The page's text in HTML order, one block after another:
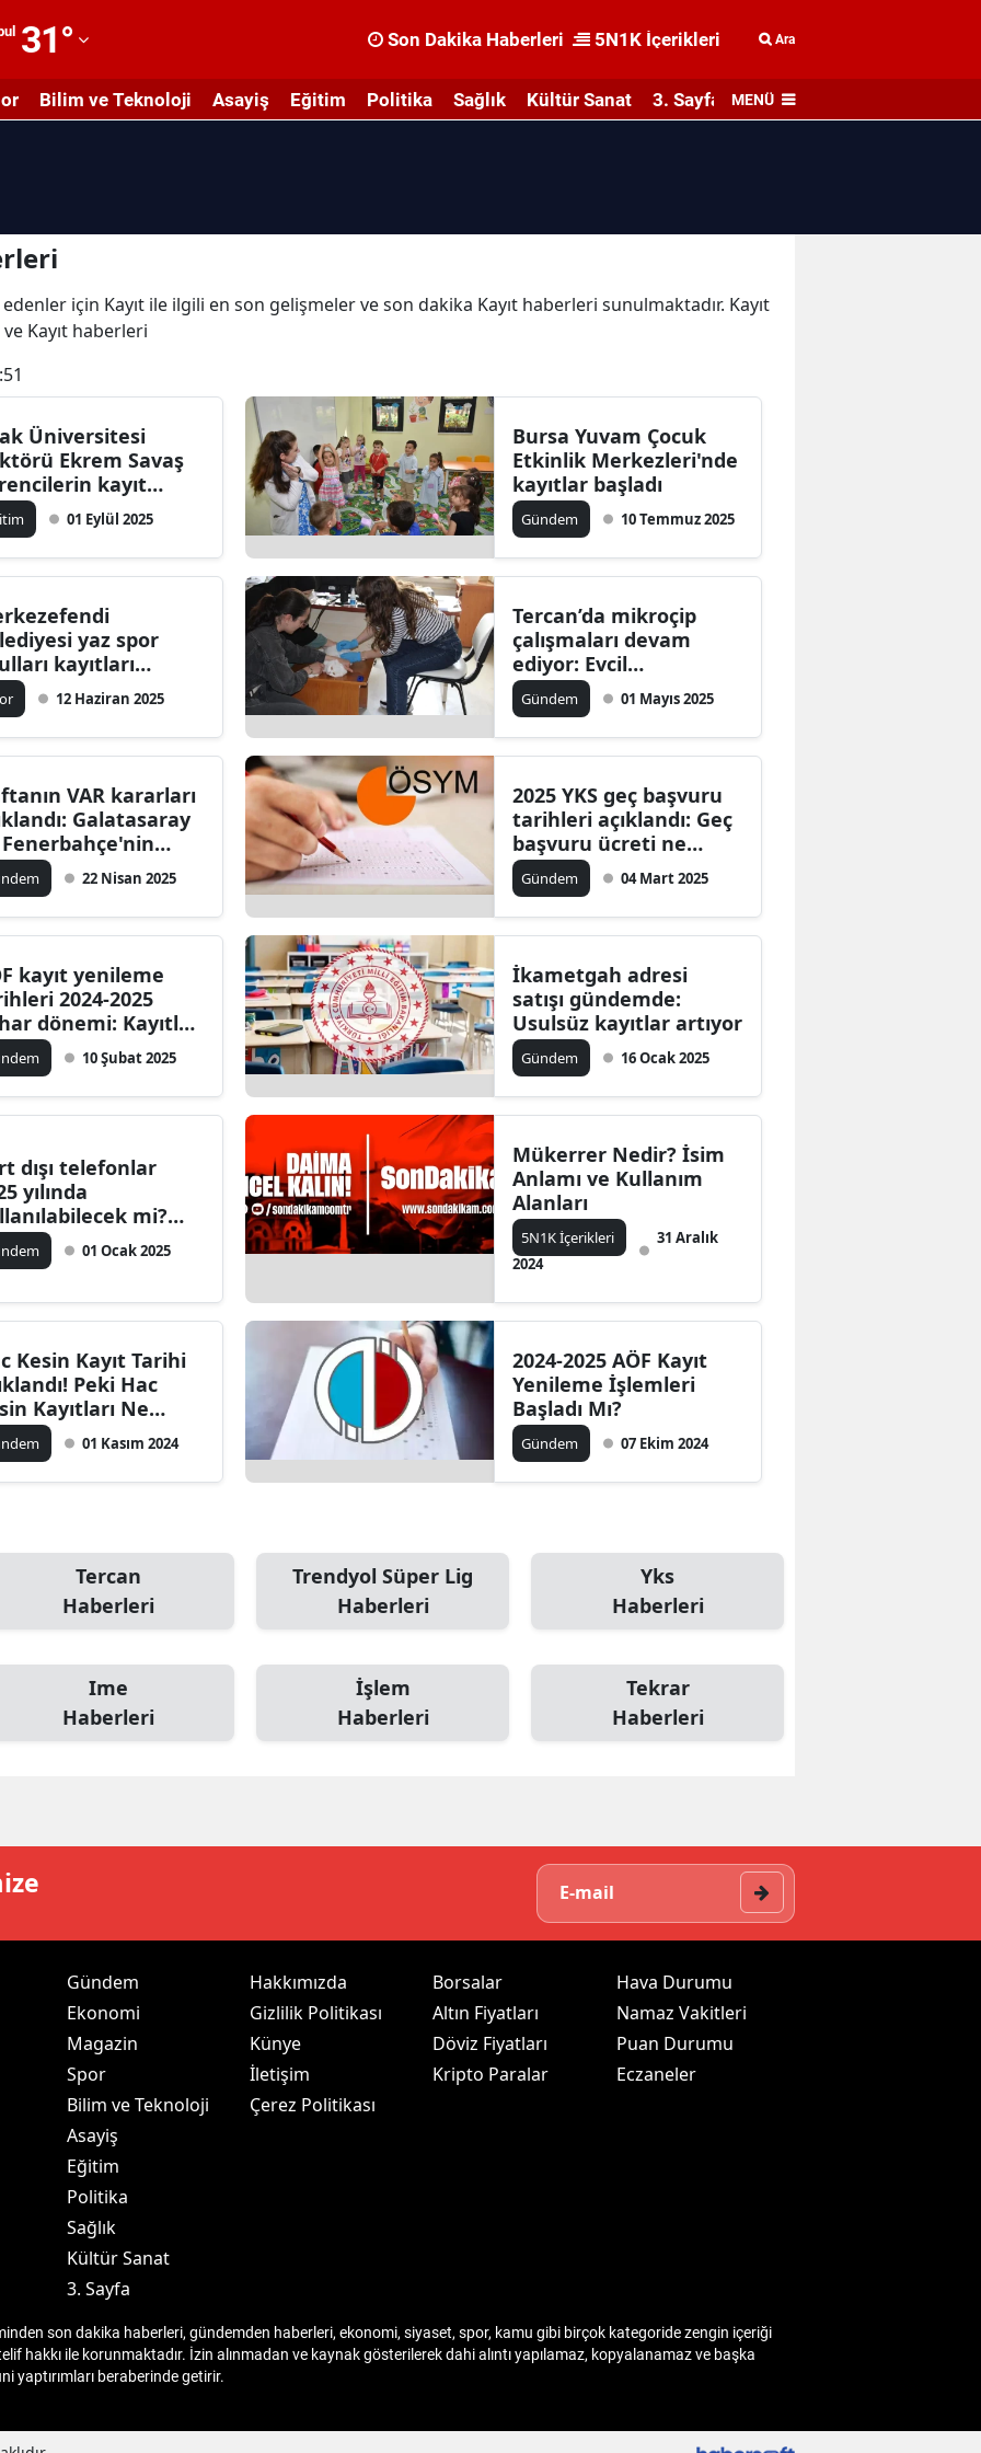
31° Son Dakika Haberleri 5N1K İçerikleri Ara
Bilim ve Teknoloji Asayiş Eğitim Politika Sağlık Kültür Sanat 3. Sayfa MENÜ
için Kayıt ile ilgili en son gelişmeler ve son dakika Kayıt haberleri sunulmaktadır. Kayıt
Kayıt haberleri
Üniversitesi
Ekrem Savaş
kayıt
ortak oldu
01 Eylül 2025
Bursa Yuvam Çocuk
Etkinlik Merkezleri'nde
kayıtlar başladı
Gündem 10 Temmuz 2025
yaz spor
kayıtları
12 Haziran 2025
Tercan’da mikroçip
çalışmaları devam
ediyor: Evcil
hayvanlara
kimliklendirme
yapılıyor
Gündem 01 Mayıs 2025
VAR kararları
Galatasaray
pozisyonları ne
sonuçlar22 Nisan 2025
2025 YKS geç başvuru
tarihleri açıklandı: Geç
başvuru ücreti ne
kadar?
Gündem 04 Mart 2025
kayıt yenileme
2024-2025
dönemi: Kayıtlar
başlayacak,
ne kadar?10 Şubat 2025
İkametgah adresi
satışı gündemde:
Usulsüz kayıtlar artıyor
Gündem 16 Ocak 2025
dışı telefonlar
yılında
mi?
kayıtları ve yeni
01 Ocak 2025
Mükerrer Nedir? İsim
Anlamı ve Kullanım
Alanları
5N1K İçerikleri
31 Aralık
2024
Kesin Kayıt Tarihi
Peki Hac
Kayıtları Ne
Başlayacak?
01 Kasım 2024
2024-2025 AÖF Kayıt
Yenileme İşlemleri
Başladı Mı?
Gündem 07 Ekim 2024
Tercan
Haberleri
Trendyol Süper Lig
Haberleri
Yks
Haberleri
Ime
Haberleri
İşlem
Haberleri
Tekrar
Haberleri
Gündem
Ekonomi
Magazin
Spor
Bilim ve Teknoloji
Asayiş
Eğitim
Politika
Sağlık
Kültür Sanat
3. Sayfa
Hakkımızda
Gizlilik Politikası
Künye
İletişim
Çerez Politikası
Borsalar
Altın Fiyatları
Döviz Fiyatları
Kripto Paralar
Hava Durumu
Namaz Vakitleri
Puan Durumu
Eczaneler
son dakika haberleri, gündemden haberleri, ekonomi, siyaset, spor, kamu gibi birçok kategoride zengin içeriği
hakkı ile korunmaktadır. İzin alınmadan ve kaynak gösterilerek dahi alıntı yapılamaz, kopyalanamaz ve başka
yaptırımları beraberinde getirir.